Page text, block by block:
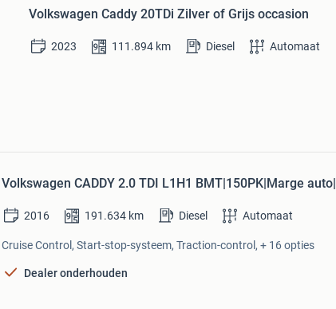
Volkswagen Caddy 20TDi Zilver of Grijs occasion
2023 111.894 km Diesel Automaat
Volkswagen CADDY 2.0 TDI L1H1 BMT|150PK|Marge auto|
2016 191.634 km Diesel Automaat
Cruise Control, Start-stop-systeem, Traction-control, + 16 opties
Dealer onderhouden